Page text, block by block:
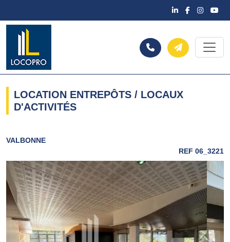
LOCATION ENTREPÔTS / LOCAUX
D'ACTIVITÉS
VALBONNE
REF 06_3221